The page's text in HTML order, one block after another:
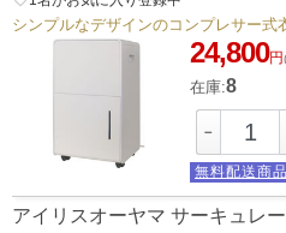
シンプルなデザインのコンプレサー式
24,800円
在庫:8
－
無料配送商品
アイリスオーヤマ サーキュレ